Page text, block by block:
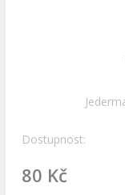
Dostupnost:
80 Kč